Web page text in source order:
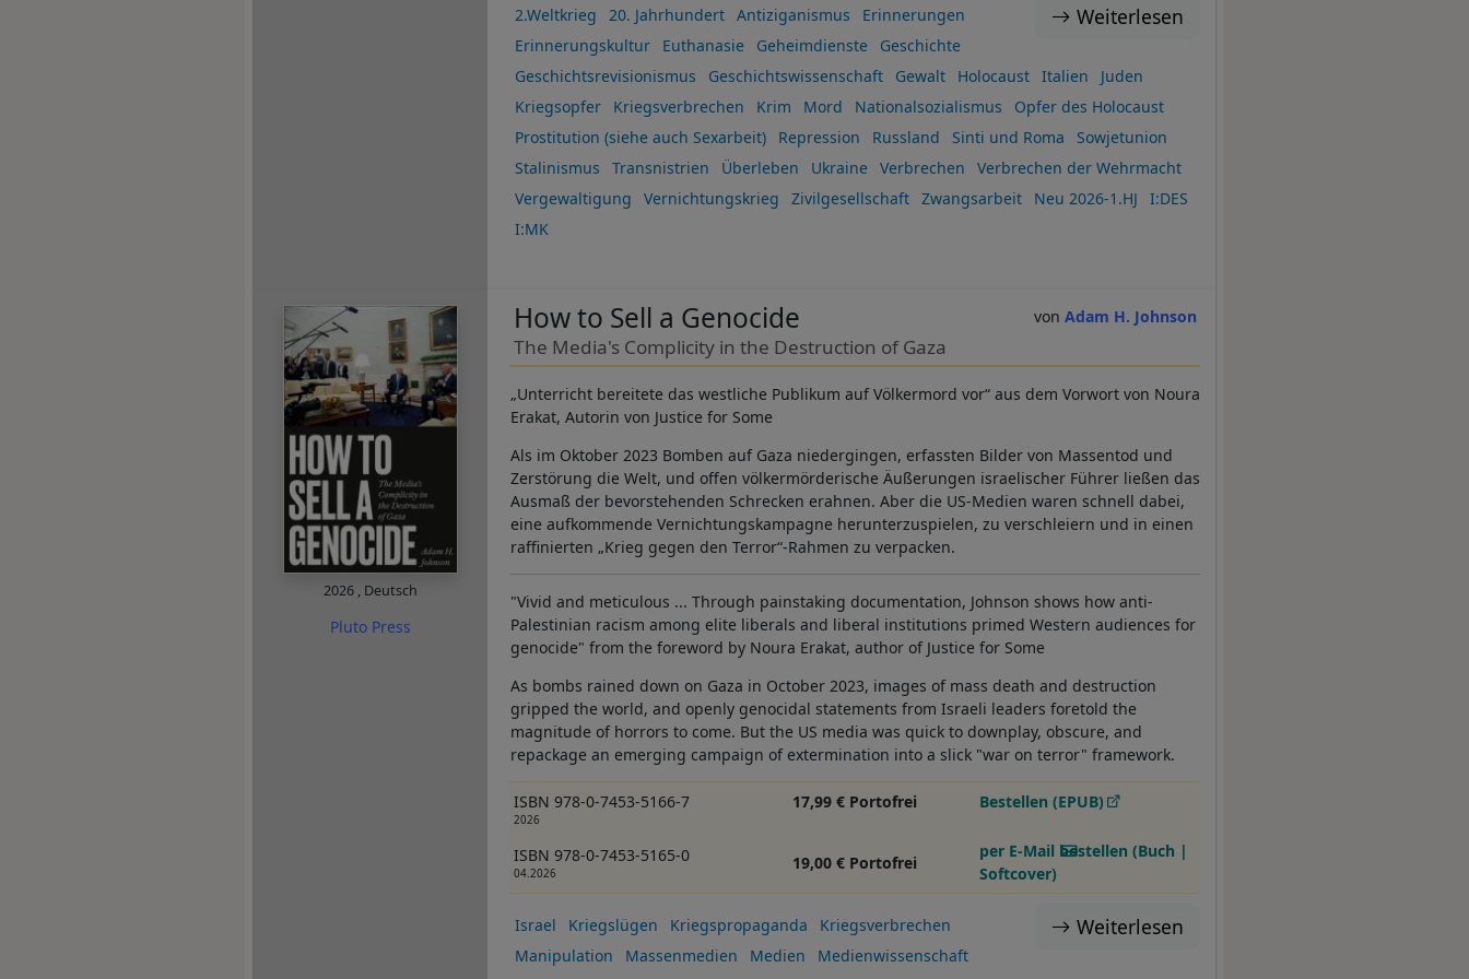
Weiterlesen
2.Weltkrieg 20. Jahrhundert Antiziganismus
Erinnerungen
Erinnerungskultur
Euthanasie Geheimdienste
Geschichte
Geschichtsrevisionismus
Geschichtswissenschaft Gewalt Holocaust Italien
Juden
Kriegsopfer
Kriegsverbrechen Krim Mord Nationalsozialismus
Opfer des Holocaust
Prostitution (siehe auch Sexarbeit)
Repression Russland Sinti und Roma
Sowjetunion
Stalinismus
Transnistrien Überleben Ukraine Verbrechen
Verbrechen der Wehrmacht
Vergewaltigung
Vernichtungskrieg Zivilgesellschaft Zwangsarbeit Neu 2026-1.HJ
I:DES
I:MK
2026 , Deutsch
Pluto Press
Adam H. Johnson
How to Sell a Genocide
The Media's Complicity in the Destruction of Gaza
„Unterricht bereitete das westliche Publikum auf Völkermord vor“ aus dem Vorwort von Noura
Erakat, Autorin von Justice for Some
Als im Oktober 2023 Bomben auf Gaza niedergingen, erfassten Bilder von Massentod und
Zerstörung die Welt, und offen völkermörderische Äußerungen israelischer Führer ließen das
Ausmaß der bevorstehenden Schrecken erahnen. Aber die US-Medien waren schnell dabei,
eine aufkommende Vernichtungskampagne herunterzuspielen, zu verschleiern und in einen
raffinierten „Krieg gegen den Terror“-Rahmen zu verpacken.
"Vivid and meticulous ... Through painstaking documentation, Johnson shows how anti-
Palestinian racism among elite liberals and liberal institutions primed Western audiences for
genocide" from the foreword by Noura Erakat, author of Justice for Some
As bombs rained down on Gaza in October 2023, images of mass death and destruction
gripped the world, and openly genocidal statements from Israeli leaders foretold the
magnitude of horrors to come. But the US media was quick to downplay, obscure, and
repackage an emerging campaign of extermination into a slick "war on terror" framework.
ISBN 978-0-7453-5166-7
2026
17,99 € Portofrei Bestellen (EPUB)
ISBN 978-0-7453-5165-0
04.2026
19,00 € Portofrei
per E-Mail bestellen (Buch |
Softcover)
Weiterlesen
Israel Kriegslügen Kriegspropaganda
Kriegsverbrechen
Manipulation
Massenmedien Medien
Medienwissenschaft